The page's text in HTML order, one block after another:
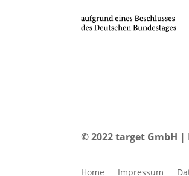
© 2022 target GmbH |
Home Impressum